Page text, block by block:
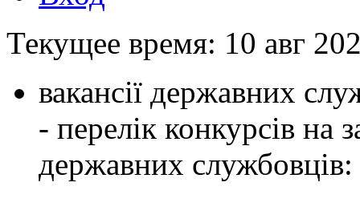
Текущее время: 10 авг
вакансії державних
- перелік конкурсів на
державних службовців: